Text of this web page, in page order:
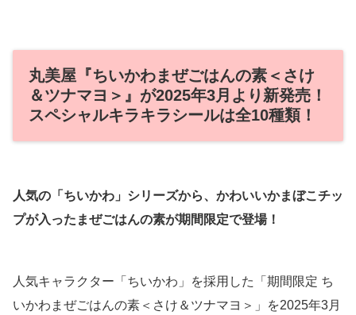
丸美屋『ちいかわまぜごはんの素＜さけ
＆ツナマヨ＞』が2025年3月より新発売！
スペシャルキラキラシールは全10種類！
人気の「ちいかわ」シリーズから、かわいいかまぼこチッ
プが入ったまぜごはんの素が期間限定で登場！
人気キャラクター「ちいかわ」を採用した「期間限定 ち
いかわまぜごはんの素＜さけ＆ツナマヨ＞」を2025年3月